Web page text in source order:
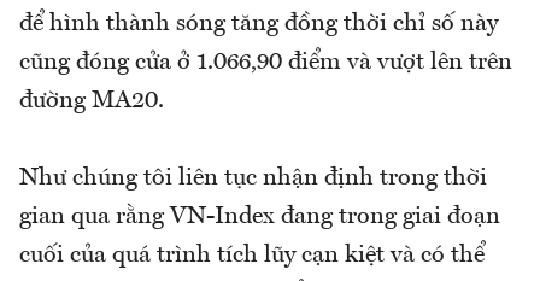
để hình thành sóng tăng đồng thời chỉ số này
cũng đóng cửa ở 1.066,90 điểm và vượt lên trên
đường MA20.
Như chúng tôi liên tục nhận định trong thời
gian qua rằng VN-Index đang trong giai đoạn
cuối của quá trình tích lũy cạn kiệt và có thể